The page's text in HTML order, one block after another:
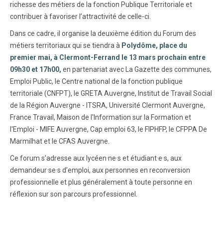
richesse des métiers de la fonction Publique Territoriale et
contribuer à favoriser l’attractivité de celle-ci.
Dans ce cadre, il organise la deuxième édition du Forum des
métiers territoriaux qui se tiendra à Polydôme, place du
premier mai, à Clermont-Ferrand le 13 mars prochain entre
09h30 et 17h00, en partenariat avec La Gazette des communes,
Emploi Public, le Centre national de la fonction publique
territoriale (CNFPT), le GRETA Auvergne, Institut de Travail Social
de la Région Auvergne - ITSRA, Université Clermont Auvergne,
France Travail, Maison de l'Information sur la Formation et
l'Emploi - MIFE Auvergne, Cap emploi 63, le FIPHFP, le CFPPA De
Marmilhat et le CFAS Auvergne.
Ce forum s’adresse aux lycéen·ne·s et étudiant·e·s, aux
demandeur·se·s d’emploi, aux personnes en reconversion
professionnelle et plus généralement à toute personne en
réflexion sur son parcours professionnel.